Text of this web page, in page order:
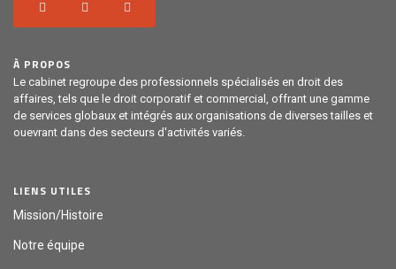
À PROPOS
Le cabinet regroupe des professionnels spécialisés en droit des
affaires, tels que le droit corporatif et commercial, offrant une gamme
de services globaux et intégrés aux organisations de diverses tailles et
ouevrant dans des secteurs d'activités variés.
LIENS UTILES
Mission/Histoire
Notre équipe